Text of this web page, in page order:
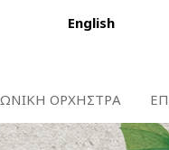
English
ΟΡΧΗΣΤΡΑ